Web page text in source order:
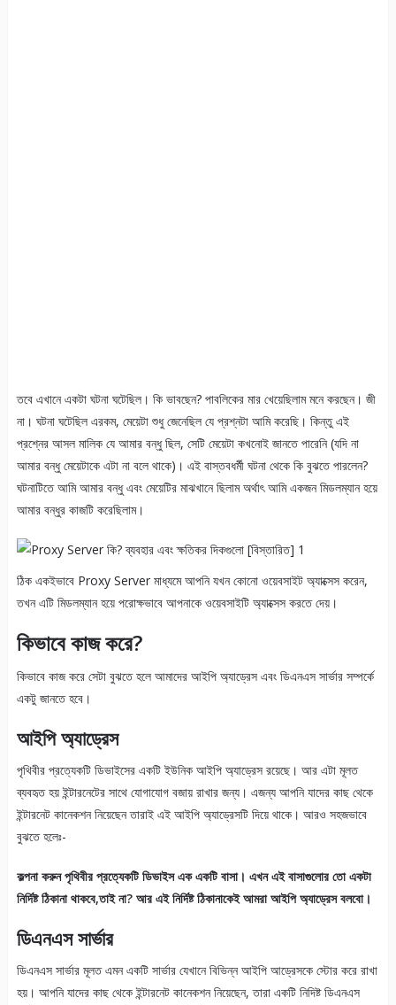
তবে এখানে একটা ঘটনা ঘটেছিল। কি ভাবছেন? পাবলিকের মার খেয়েছিলাম মনে করছেন। জী
না। ঘটনা ঘটেছিল এরকম, মেয়েটা শুধু জেনেছিল যে প্রশ্নটা আমি করেছি। কিন্তু এই
প্রশ্নের আসল মালিক যে আমার বন্ধু ছিল, সেটি মেয়েটা কখনোই জানতে পারেনি (যদি না
আমার বন্ধু মেয়েটাকে এটা না বলে থাকে)। এই বাস্তবধর্মী ঘটনা থেকে কি বুঝতে পারলেন?
ঘটনাটিতে আমি আমার বন্ধু এবং মেয়েটির মাঝখানে ছিলাম অর্থাৎ আমি একজন মিডলম্যান হয়ে
আমার বন্ধুর কাজটি করেছিলাম।
ঠিক একইভাবে Proxy Server মাধ্যমে আপনি যখন কোনো ওয়েবসাইট অ্যাক্সেস করেন,
তখন এটি মিডলম্যান হয়ে পরোক্ষভাবে আপনাকে ওয়েবসাইটি অ্যাক্সেস করতে দেয়।
কিভাবে কাজ করে?
কিভাবে কাজ করে সেটা বুঝতে হলে আমাদের আইপি অ্যাড্রেস এবং ডিএনএস সার্ভার সম্পর্কে
একটু জানতে হবে।
আইপি অ্যাড্রেস
পৃথিবীর প্রত্যেকটি ডিভাইসের একটি ইউনিক আইপি অ্যাড্রেস রয়েছে। আর এটা মূলত
ব্যবহৃত হয় ইন্টারনেটের সাথে যোগাযোগ বজায় রাখার জন্য। এজন্য আপনি যাদের কাছ থেকে
ইন্টারনেট কানেকশন নিয়েছেন তারাই এই আইপি অ্যাড্রেসটি দিয়ে থাকে। আরও সহজভাবে
বুঝতে হলেঃ-
কল্পনা করুন পৃথিবীর প্রত্যেকটি ডিভাইস এক একটি বাসা। এখন এই বাসাগুলোর তো একটা
নির্দিষ্ট ঠিকানা থাকবে,তাই না? আর এই নির্দিষ্ট ঠিকানাকেই আমরা আইপি অ্যাড্রেস বলবো।
ডিএনএস সার্ভার
ডিএনএস সার্ভার মূলত এমন একটি সার্ভার যেখানে বিভিন্ন আইপি আড্রেসকে স্টোর করে রাখা
হয়। আপনি যাদের কাছ থেকে ইন্টারনেট কানেকশন নিয়েছেন, তারা একটি নিদিষ্ট ডিএনএস